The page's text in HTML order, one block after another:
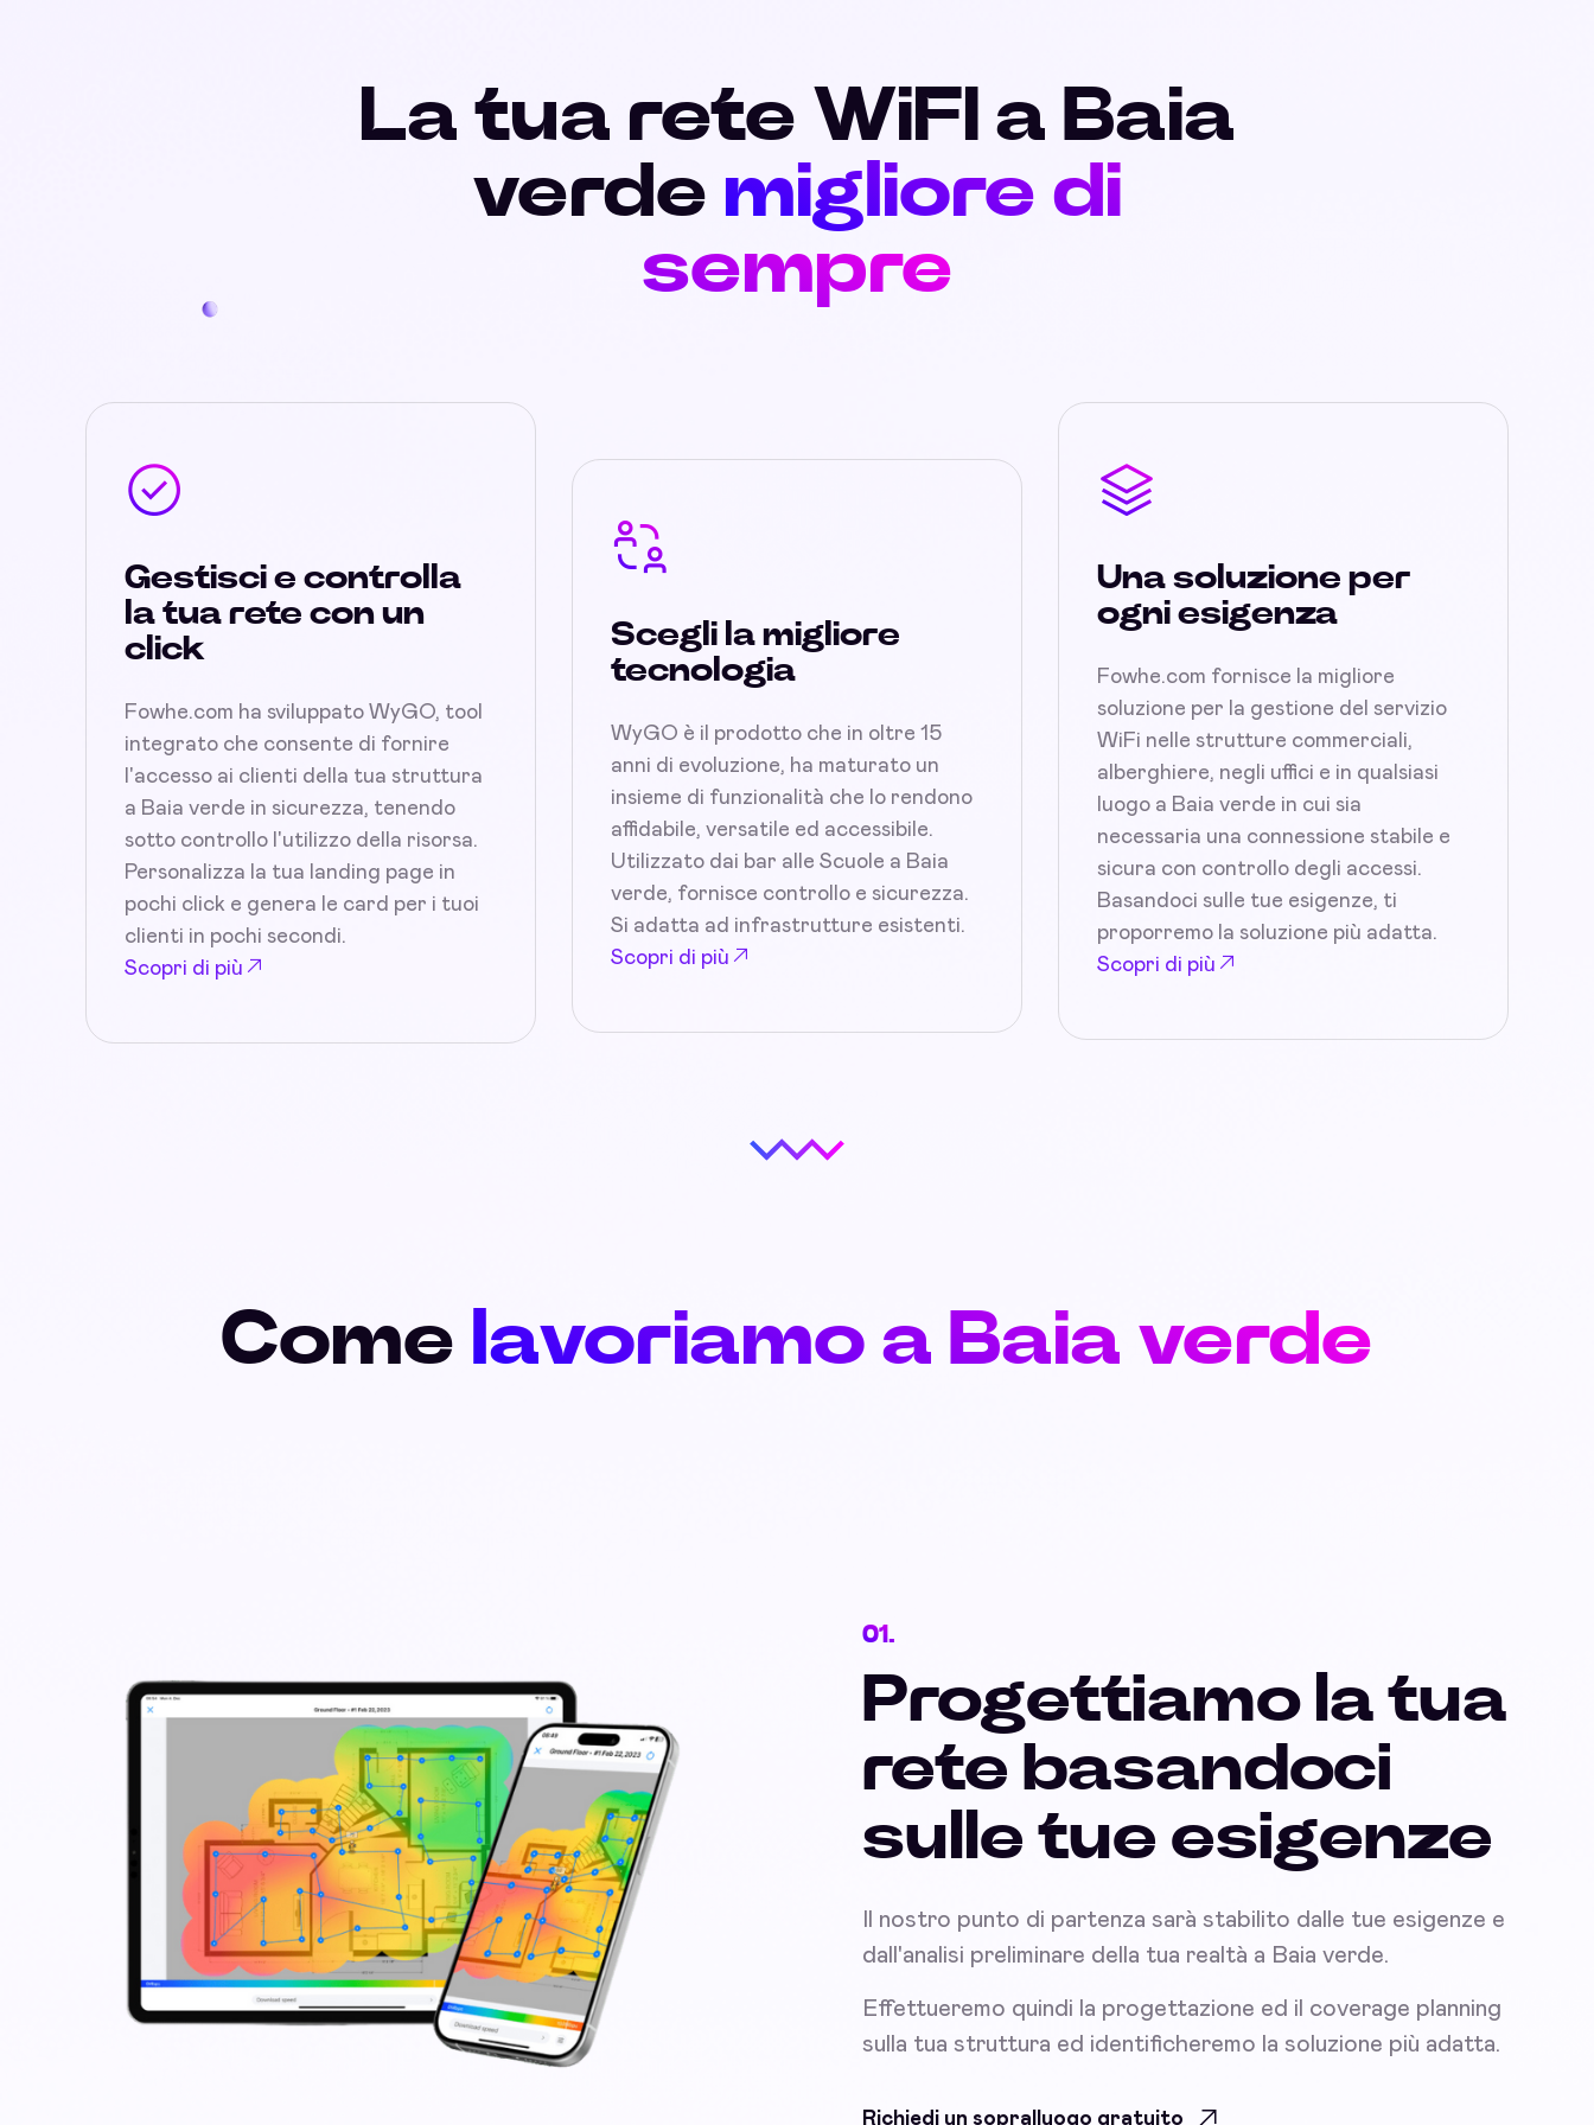
La tua rete WiFI a Baia
verde migliore di
sempre
Gestisci e controlla
la tua rete con un
click
Fowhe.com ha sviluppato WyGO, tool
integrato che consente di fornire
l'accesso ai clienti della tua struttura
a Baia verde in sicurezza, tenendo
sotto controllo l'utilizzo della risorsa.
Personalizza la tua landing page in
pochi click e genera le card per i tuoi
clienti in pochi secondi.
Scopri di più
Scegli la migliore
tecnologia
WyGO è il prodotto che in oltre 15
anni di evoluzione, ha maturato un
insieme di funzionalità che lo rendono
affidabile, versatile ed accessibile.
Utilizzato dai bar alle Scuole a Baia
verde, fornisce controllo e sicurezza.
Si adatta ad infrastrutture esistenti.
Scopri di più
Una soluzione per
ogni esigenza
Fowhe.com fornisce la migliore
soluzione per la gestione del servizio
WiFi nelle strutture commerciali,
alberghiere, negli uffici e in qualsiasi
luogo a Baia verde in cui sia
necessaria una connessione stabile e
sicura con controllo degli accessi.
Basandoci sulle tue esigenze, ti
proporremo la soluzione più adatta.
Scopri di più
Come lavoriamo a Baia verde
01.
Progettiamo la tua
rete basandoci
sulle tue esigenze
Il nostro punto di partenza sarà stabilito dalle tue esigenze e
dall'analisi preliminare della tua realtà a Baia verde.
Effettueremo quindi la progettazione ed il coverage planning
sulla tua struttura ed identificheremo la soluzione più adatta.
Richiedi un sopralluogo gratuito